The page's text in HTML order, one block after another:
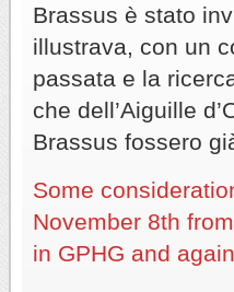
Brassus è stato
illustrava, con un
passata e la
che dell’Aiguille
Brassus fossero
Some
November 8th
in GPHG and